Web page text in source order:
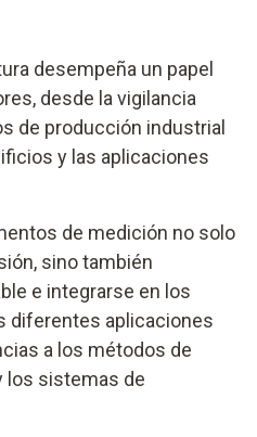
desempeña un papel
desde la vigilancia
de producción industrial
y las aplicaciones
de medición no solo
sino también
e integrarse en los
diferentes aplicaciones
a los métodos de
los sistemas de